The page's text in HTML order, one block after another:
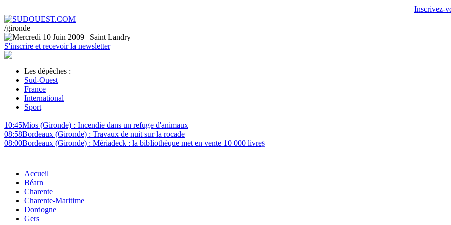
Inscrivez-
/gironde
Mercredi 10 Juin 2009 | Saint Landry
S'inscrire et recevoir la newsletter
Les dépêches :
Sud-Ouest
France
International
Sport
08:58Bordeaux(Gironde):Travaux de nuit sur la rocade
08:00Bordeaux(Gironde):Mériadeck : la bibliothèque met en vente 10 000 livres
Accueil
Béarn
Charente
Charente-Maritime
Dordogne
Gers